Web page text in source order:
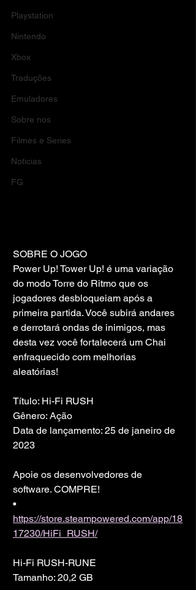
Playstation
Nintendo
Xbox
Traduções
Emuladores
Sobre nos
Filmes e Series
Noticias
FG
SOBRE O JOGO
Power Up! Tower Up! é uma variação
do modo Torre do Ritmo que os
jogadores desbloqueiam após a
primeira partida. Você subirá andares
e derrotará ondas de inimigos, mas
desta vez você fortalecerá um Chai
enfraquecido com melhorias
aleatórias!
Título: Hi-Fi RUSH
Gênero: Ação
Data de lançamento: 25 de janeiro de
2023
Apoie os desenvolvedores de
software. COMPRE!
•
https://store.steampowered.com/app/18
17230/HiFi_RUSH/
Hi-Fi RUSH-RUNE
Tamanho: 20,2 GB